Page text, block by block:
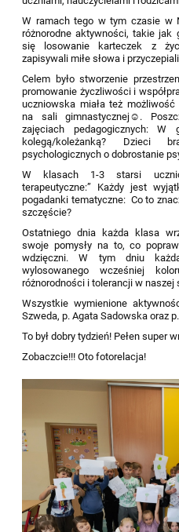
W ramach tego w tym czasie w
różnorodne aktywności, takie jak
się losowanie karteczek z
zapisywali miłe słowa i
Celem było stworzenie
promowanie życzliwości i
uczniowska miała też
na sali gimnastycznej ☺ .
zajęciach pedagogicznych:
kolegą/koleżanką? Dzieci
psychologicznych o dobrostanie
W klasach 1-3 starsi
terapeutyczne:” Każdy jest
pogadanki tematyczne: Co to
szczęście?
Ostatniego dniakażda klasa
swoje pomysły na to, co
wdzięczni. W tym dniu
wylosowanego wcześniej
różnorodności i tolerancji w naszej
Wszystkie wymienione
Szweda, p. Agata Sadowska oraz
To był dobry tydzień! Pełen super
Zobaczcie!!! Oto fotorelacja!